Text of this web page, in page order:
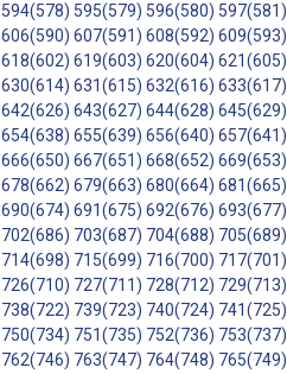
594(578) 595(579) 596(580) 597(581)
606(590) 607(591) 608(592) 609(593)
618(602) 619(603) 620(604) 621(605)
630(614) 631(615) 632(616) 633(617)
642(626) 643(627) 644(628) 645(629)
654(638) 655(639) 656(640) 657(641)
666(650) 667(651) 668(652) 669(653)
678(662) 679(663) 680(664) 681(665)
690(674) 691(675) 692(676) 693(677)
702(686) 703(687) 704(688) 705(689)
714(698) 715(699) 716(700) 717(701)
726(710) 727(711) 728(712) 729(713)
738(722) 739(723) 740(724) 741(725)
750(734) 751(735) 752(736) 753(737)
762(746) 763(747) 764(748) 765(749)